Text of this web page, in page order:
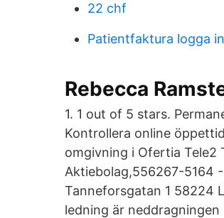
22 chf
Patientfaktura logga in
Rebecca
1. 1 out of 5 stars.
Kontrollera online
omgivning i Ofertia Tele2
Aktiebolag,556267-5164
Tanneforsgatan 1 58224
ledning är